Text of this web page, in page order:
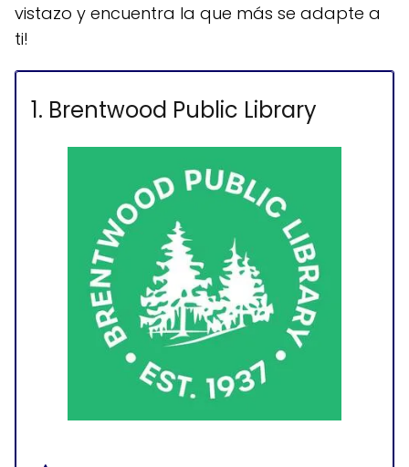
vistazo y encuentra la que más se adapte a
ti!
1. Brentwood Public Library